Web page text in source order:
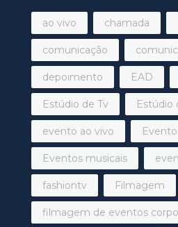
ao vivo chamada
comunicação
depoimento EAD
Estúdio de Tv Estúdio
evento ao vivo
Eventos musicais
fashiontv Filmagem
filmagem de eventos